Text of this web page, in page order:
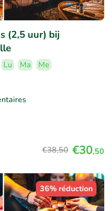
(2,5 uur) bij
Lu Ma
Me
€38,50 €30,50
36% réduction